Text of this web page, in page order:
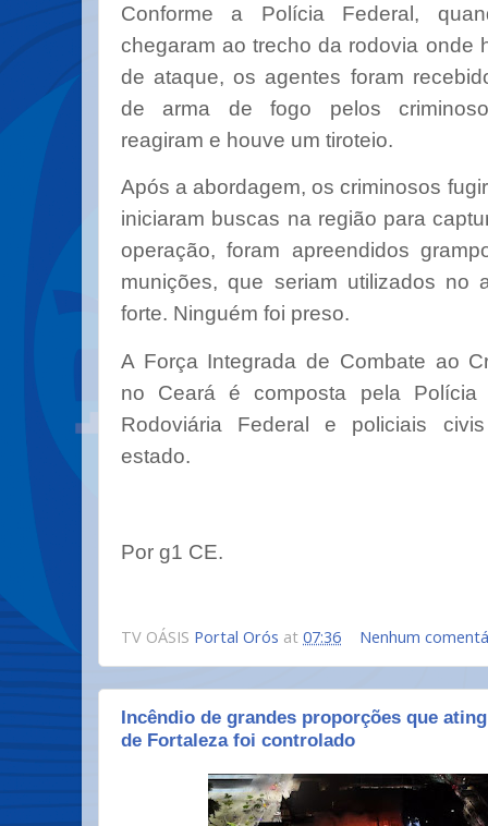
Conforme a Polícia Federal,
chegaram ao trecho da rodovia onde
de ataque, os agentes foram
de arma de fogo pelos
reagiram e houve um tiroteio.
Após a abordagem, os criminosos
iniciaram buscas na região para
operação, foram apreendidos
munições, que seriam utilizados no
forte. Ninguém foi preso.
A Força Integrada de Combate ao
no Ceará é composta pela Polícia
Rodoviária Federal e policiais
estado.
Por g1 CE.
TV OÁSIS Portal Orós at 07:36 Nenhum
Incêndio de grandes proporções que
de Fortaleza foi controlado